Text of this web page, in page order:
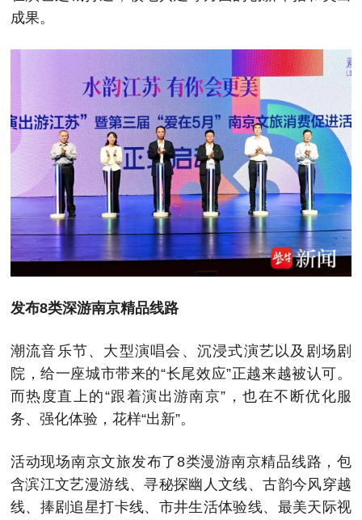
成果。
发布8类深游南京精品线路
潮流音乐节、大型演唱会、沉浸式演艺以及剧场剧
院，给一座城市带来的“长尾效应”正越来越被认可。
而热度直上的“跟着演出游南京”，也在不断优化服
务、强化体验，花样“出新”。
活动现场南京文旅发布了8类漫游南京精品线路，包
含滨江文艺漫游线、寻秘探幽人文线、古韵今风穿越
线、捧剧追星打卡线、市井生活体验线、最美天际视